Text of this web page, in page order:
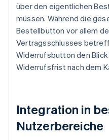
über den eigentlichen
müssen. Während die
Bestellbutton vor allem
Vertragsschlusses
Widerrufsbutton den
Widerrufsfrist nach dem
Integration in
Nutzerbereiche